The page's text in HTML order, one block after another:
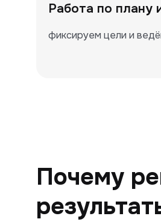
Работа по плану
фиксируем цели и
Почему